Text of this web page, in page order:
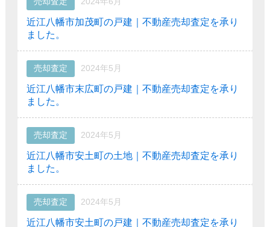
近江八幡市加茂町の戸建｜不動産売却査定を承り
ました。
売却査定 2024年5月
近江八幡市末広町の戸建｜不動産売却査定を承り
ました。
売却査定 2024年5月
近江八幡市安土町の土地｜不動産売却査定を承り
ました。
売却査定 2024年5月
近江八幡市安土町の戸建｜不動産売却査定を承り